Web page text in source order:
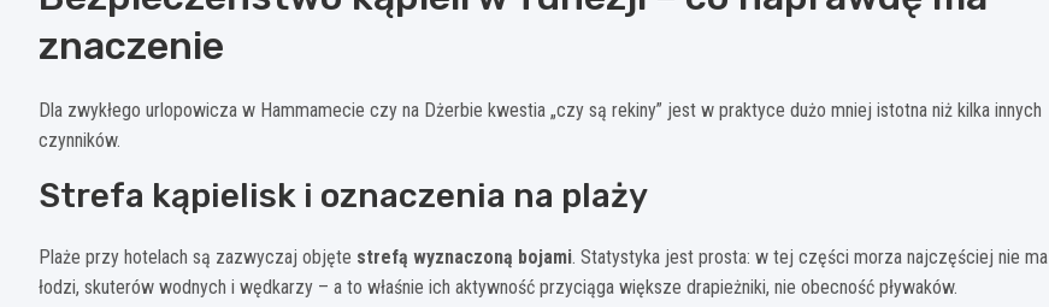
znaczenie
Dla zwykłego urlopowicza w Hammamecie czy na Dżerbie kwestia „czy są rekiny” jest w praktyce dużo mniej istotna niż kilka innych
czynników.
Strefa kąpielisk i oznaczenia na plaży
Plaże przy hotelach są zazwyczaj objęte strefą wyznaczoną bojami. Statystyka jest prosta: w tej części morza najczęściej nie ma
łodzi, skuterów wodnych i wędkarzy – a to właśnie ich aktywność przyciąga większe drapieżniki, nie obecność pływaków.